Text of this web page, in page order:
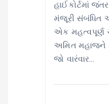
હાઈકોર્ટમાં
મંજૂરી સંબંધિત
એક મહત્વપૂર્ણ
અમિત મહાજને
જો વારંવાર…